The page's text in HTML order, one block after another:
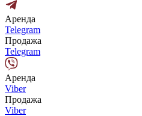
Аренда
Telegram
Продажа
Telegram
Аренда
Viber
Продажа
Viber